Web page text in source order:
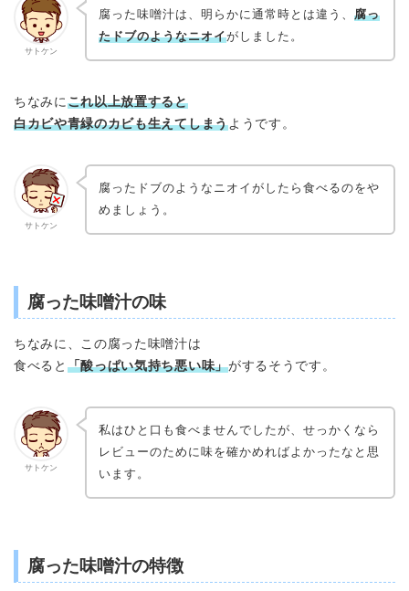
サトケン
腐った味噌汁は、明らかに通常時とは違う、 腐っ
たドブのようなニオイがしました。
ちなみに これ以上放置すると
白カビや青緑のカビも生えてしまうようです。
サトケン
腐ったドブのようなニオイがしたら食べるのをや
めましょう。
腐った味噌汁の味
ちなみに、この腐った味噌汁は
食べると 「酸っぱい気持ち悪い味」がするそうです。
サトケン
私はひと口も食べませんでしたが、せっかくなら
レビューのために味を確かめればよかったなと思
います。
腐った味噌汁の特徴